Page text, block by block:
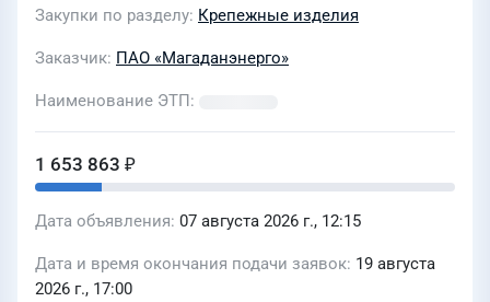
Закупки по разделу Крепежные изделия
Заказчик ПАО «Магаданэнерго»
Наименование ЭТП
1 653 863 ₽
Дата объявления 07 августа 2026 г., 12:15
Дата и время окончания подачи заявок 19 августа
2026 г., 17:00